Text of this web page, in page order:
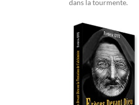
dans la tourmente.